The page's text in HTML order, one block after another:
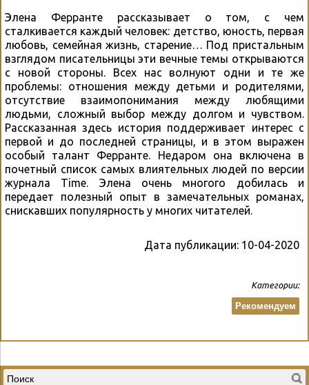
Элена Ферранте рассказывает о том, с чем
сталкивается каждый человек: детство, юность, первая
любовь, семейная жизнь, старение… Под пристальным
взглядом писательницы эти вечные темы открываются
с новой стороны. Всех нас волнуют одни и те же
проблемы: отношения между детьми и родителями,
отсутствие взаимопонимания между любящими
людьми, сложный выбор между долгом и чувством.
Рассказанная здесь история поддерживает интерес с
первой и до последней страницы, и в этом выражен
особый талант Ферранте. Недаром она включена в
почетный список самых влиятельных людей по версии
журнала Time. Элена очень многого добилась и
передает полезный опыт в замечательных романах,
снискавших популярность у многих читателей.
Дата публикации: 10-04-2020
Категории:
Рекомендуем